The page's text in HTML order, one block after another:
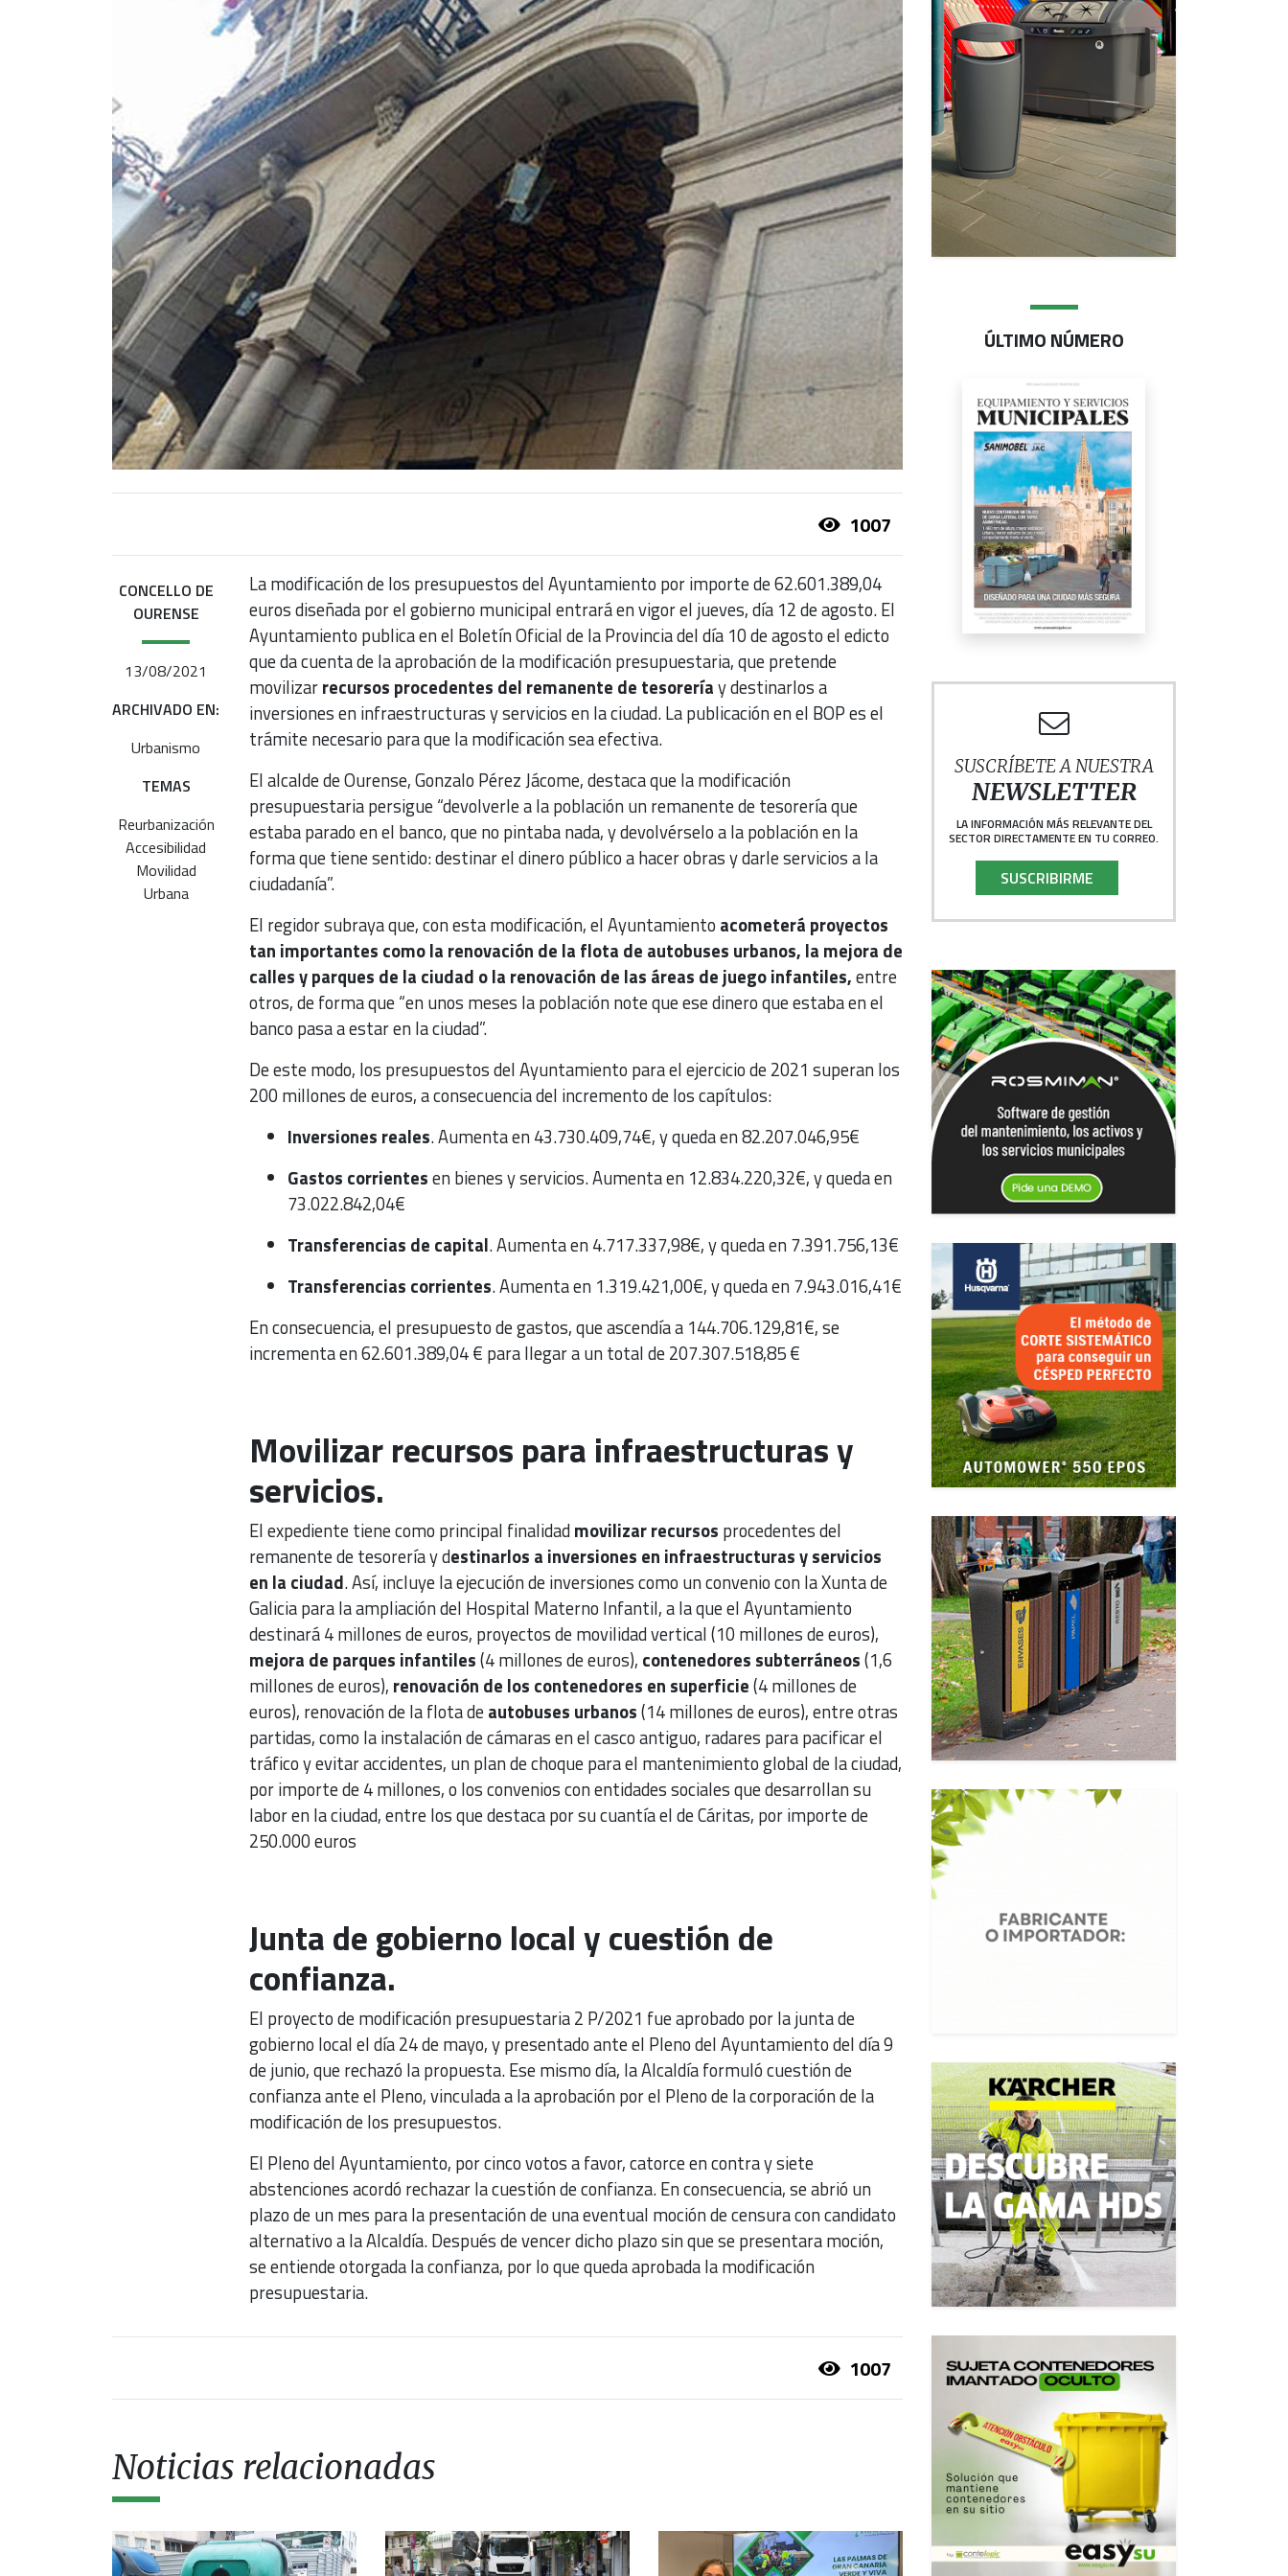
1007
CONCELLO DE
OURENSE
13/08/2021
ARCHIVADO EN:
Urbanismo
TEMAS
Reurbanización
Accesibilidad
Movilidad
Urbana
La modificación de los presupuestos del Ayuntamiento por importe de 62.601.389,04
euros diseñada por el gobierno municipal entrará en vigor el jueves, día 12 de agosto. El
Ayuntamiento publica en el Boletín Oficial de la Provincia del día 10 de agosto el edicto
que da cuenta de la aprobación de la modificación presupuestaria, que pretende
movilizarrecursos procedentes del remanente de tesoreríay destinarlos a
inversiones en infraestructuras y servicios en la ciudad. La publicación en el BOP es el
trámite necesario para que la modificación sea efectiva.
El alcalde de Ourense, Gonzalo Pérez Jácome, destaca que la modificación
presupuestaria persigue “devolverle a la población un remanente de tesorería que
estaba parado en el banco, que no pintaba nada, y devolvérselo a la población en la
forma que tiene sentido: destinar el dinero público a hacer obras y darle servicios a la
ciudadanía”.
El regidor subraya que, con esta modificación, el Ayuntamiento acometerá proyectos
tan importantes como la renovación de la flota de autobuses urbanos, la mejora de
calles y parques de la ciudad o la renovación de las áreas de juego infantiles,entre
otros, de forma que “en unos meses la población note que ese dinero que estaba en el
banco pasa a estar en la ciudad”.
De este modo, los presupuestos del Ayuntamiento para el ejercicio de 2021 superan los
200 millones de euros, a consecuencia del incremento de los capítulos:
Inversiones reales. Aumenta en 43.730.409,74€, y queda en 82.207.046,95€
Gastos corrientesen bienes y servicios. Aumenta en 12.834.220,32€, y queda en
73.022.842,04€
Transferencias de capital. Aumenta en 4.717.337,98€, y queda en 7.391.756,13€
Transferencias corrientes. Aumenta en 1.319.421,00€, y queda en 7.943.016,41€
En consecuencia, el presupuesto de gastos, que ascendía a 144.706.129,81€, se
incrementa en 62.601.389,04 € para llegar a un total de 207.307.518,85 €
Movilizar recursos para infraestructuras y
servicios.
El expediente tiene como principal finalidadmovilizar recursos procedentes del
remanente de tesorería y destinarlos a inversiones en infraestructuras y servicios
en la ciudad. Así, incluye la ejecución de inversiones como un convenio con la Xunta de
Galicia para la ampliación del Hospital Materno Infantil, a la que el Ayuntamiento
destinará 4 millones de euros, proyectos de movilidad vertical (10 millones de euros),
mejora de parques infantiles(4 millones de euros), contenedores subterráneos(1,6
millones de euros), renovación de los contenedores en superficie(4 millones de
euros), renovación de la flota deautobuses urbanos(14 millones de euros), entre otras
partidas, como la instalación de cámaras en el casco antiguo, radares para pacificar el
tráfico y evitar accidentes, un plan de choque para el mantenimiento global de la ciudad,
por importe de 4 millones, o los convenios con entidades sociales que desarrollan su
labor en la ciudad, entre los que destaca por su cuantía el de Cáritas, por importe de
250.000 euros
Junta de gobierno local y cuestión de
confianza.
El proyecto de modificación presupuestaria 2 P/2021 fue aprobado por la junta de
gobierno local el día 24 de mayo, y presentado ante el Pleno del Ayuntamiento del día 9
de junio, que rechazó la propuesta. Ese mismo día, la Alcaldía formuló cuestión de
confianza ante el Pleno, vinculada a la aprobación por el Pleno de la corporación de la
modificación de los presupuestos.
El Pleno del Ayuntamiento, por cinco votos a favor, catorce en contra y siete
abstenciones acordó rechazar la cuestión de confianza. En consecuencia, se abrió un
plazo de un mes para la presentación de una eventual moción de censura con candidato
alternativo a la Alcaldía. Después de vencer dicho plazo sin que se presentara moción,
se entiende otorgada la confianza, por lo que queda aprobada la modificación
presupuestaria.
1007
Noticias relacionadas
ÚLTIMO NÚMERO
SUSCRÍBETE A NUESTRA
NEWSLETTER
LA INFORMACIÓN MÁS RELEVANTE DEL
SECTOR DIRECTAMENTE EN TU CORREO.
SUSCRIBIRME